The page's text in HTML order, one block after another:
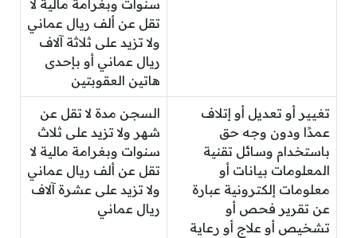
سنوات وبغرامة مالية لا
تقل عن ألف ريال عماني
ولا تزيد على ثلاثة آلاف
ريال عماني أو بإحدى
هاتين العقوبتين
تغيير أو تعديل أو إتلاف
عمدًا ودون وجه حق
باستخدام وسائل تقنية
المعلومات بيانات أو
معلومات إلكترونية عبارة
عن تقرير فحص أو
تشخيص أو علاج أو رعاية
السجن مدة لا تقل عن
شهر ولا تزيد على ثلاث
سنوات وبغرامة مالية لا
تقل عن ألف ريال عماني
ولا تزيد على عشرة آلاف
ريال عماني